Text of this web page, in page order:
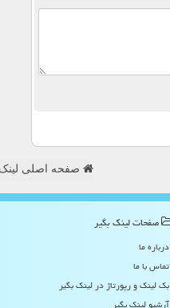
صفحه اصلی لینک
صفحات لینك بگیر
درباره ما
تماس با ما
بک لینک و رپورتاژ در لینك بگیر
آرشیو لینك بگیر